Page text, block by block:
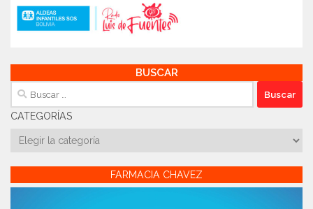
BUSCAR
Buscar:
CATEGORÍAS
Categorías
FARMACIA CHAVEZ